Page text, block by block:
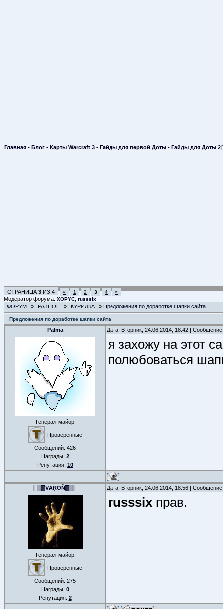
Главная • Блог • Карты Warcraft 3 • Гайды для первой Доты • Гайды для Доты 2
СТРАНИЦА 3 ИЗ 4 « 1 2 3 4 »
Модератор форума: XOPYC russsix
ФОРУМ » РАЗНОЕ » КУРИЛКА » Предложения по доработке шапки сайта
Предложения по доработке шапки сайта
Palma Дата: Вторник, 24.06.2014, 18:42 |
Генерал-майор
Проверенные
Сообщений: 426
Награды: 2
Репутация: 10
я захожу на этот
полюбоваться
░▒▓VÄŖOŇ▓▒░ Дата: Вторник, 24.06.2014, 18:56 |
Генерал-майор
Проверенные
Сообщений: 275
Награды: 0
Репутация: 2
russsix прав.